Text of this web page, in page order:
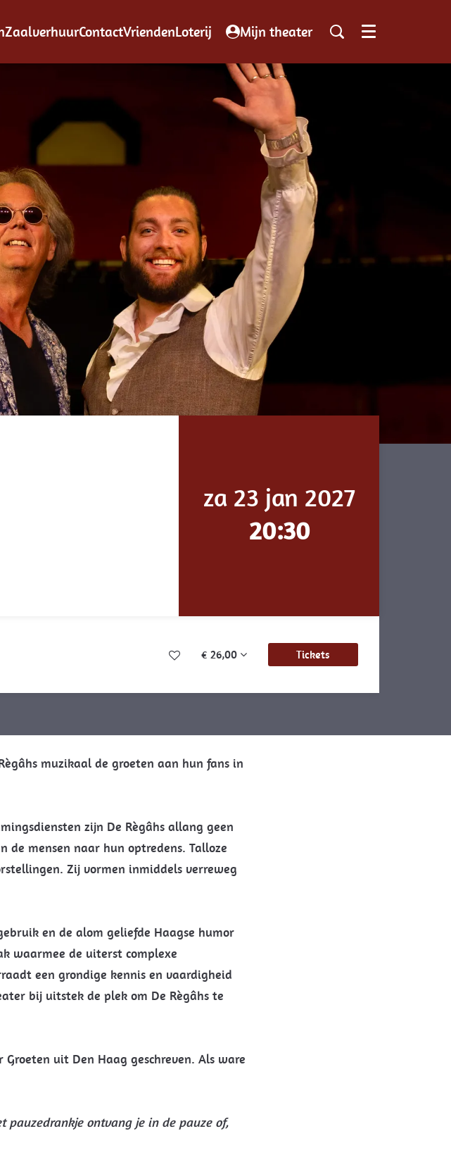
ZaalverhuurContactVriendenLoterij Mijn theater Menu
za 23 jan 2027
20:30
€ 26,00 Tickets
muzikaal de groeten aan hun fans in
zijn De Règâhs allang geen
de mensen naar hun optredens. Talloze
Zij vormen inmiddels verreweg
en de alom geliefde Haagse humor
waarmee de uiterst complexe
een grondige kennis en vaardigheid
bij uitstek de plek om De Règâhs te
uit Den Haag geschreven. Als ware
pauzedrankje ontvang je in de pauze of,